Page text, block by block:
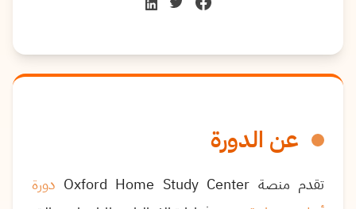
عن الدورة
تقدم منصة Oxford Home Study Center دورة